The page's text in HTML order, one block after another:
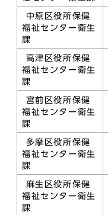
中原区役所保健
福祉センター衛生
課
高津区役所保健
福祉センター衛生
課
宮前区役所保健
福祉センター衛生
課
多摩区役所保健
福祉センター衛生
課
麻生区役所保健
福祉センター衛生
課